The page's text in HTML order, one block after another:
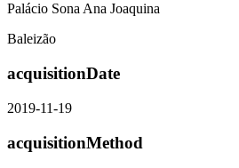
Palácio Sona Ana Joaquina
Baleizão
acquisitionDate
2019-11-19
acquisitionMethod